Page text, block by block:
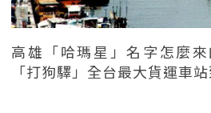
高雄「哈瑪星」名字怎麼
「打狗驛」全台最大貨運車